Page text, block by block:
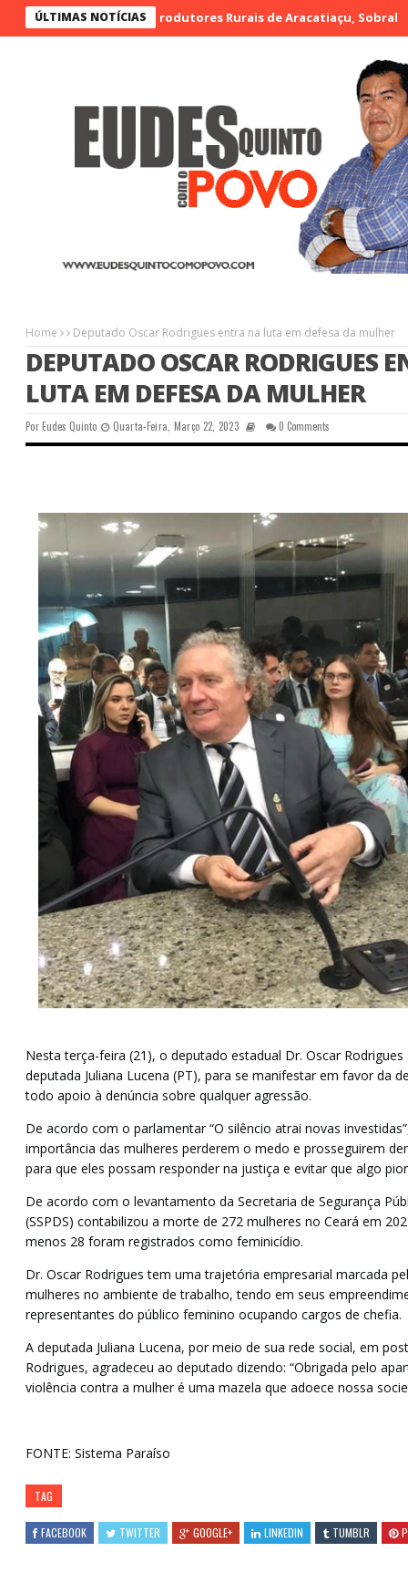
ÚLTIMAS NOTÍCIAS
de Artesãos e Produtores Rurais de Aracatiaçu, Sobral
Home Deputado Oscar Rodrigues entra na luta em defesa da mulher
DEPUTADO OSCAR RODRIGUES
LUTA EM DEFESA DA MULHER
PorEudes Quinto Quarta-Feira, Março 22, 2023 0 Comments
Nesta terça-feira (21), o deputado estadual Dr. Oscar
deputada Juliana Lucena (PT), para se manifestar em favor da
todo apoio à denúncia sobre qualquer agressão.
De acordo com o parlamentar “O silêncio atrai novas
importância das mulheres perderem o medo e prosseguirem
para que eles possam responder na justiça e evitar que algo
De acordo com o levantamento da Secretaria de Segurança
(SSPDS) contabilizou a morte de 272 mulheres no Ceará em
menos 28 foram registrados como feminicídio.
Dr. Oscar Rodrigues tem uma trajetória empresarial marcada
mulheres no ambiente de trabalho, tendo em seus
representantes do público feminino ocupando cargos de chefia.
A deputada Juliana Lucena, por meio de sua rede social, em
Rodrigues, agradeceu ao deputado dizendo: “Obrigada pelo
violência contra a mulher é uma mazela que adoece nossa
FONTE: Sistema Paraíso
TAG
FACEBOOK TWITTER GOOGLE+ LINKEDIN TUMBLR